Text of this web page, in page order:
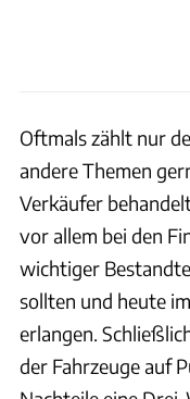
Oftmals zählt nur
andere Themen
Verkäufer
vor allem bei den
wichtiger
sollten und heute
erlangen.
der Fahrzeuge auf